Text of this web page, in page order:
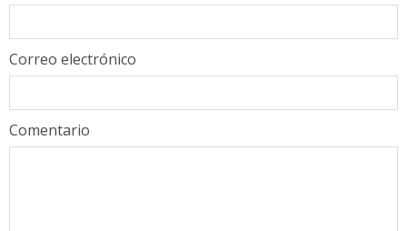
Comentario
Correo electrónico